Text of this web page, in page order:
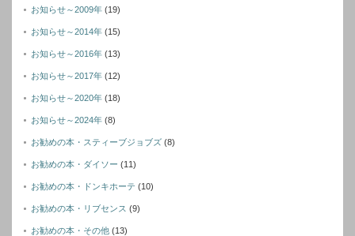
お知らせ～2009年 (19)
お知らせ～2014年 (15)
お知らせ～2016年 (13)
お知らせ～2017年 (12)
お知らせ～2020年 (18)
お知らせ～2024年 (8)
お勧めの本・スティーブジョブズ (8)
お勧めの本・ダイソー (11)
お勧めの本・ドンキホーテ (10)
お勧めの本・リブセンス (9)
お勧めの本・その他 (13)